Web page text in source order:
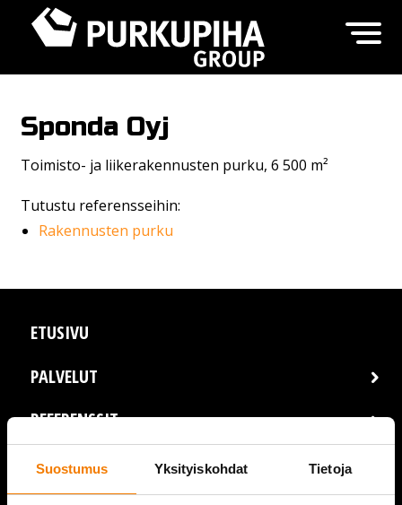
Suostumus Yksityiskohdat Tietoja
Sponda Oyj
Toimisto- ja liikerakennusten purku, 6 500 m²
Tutustu referensseihin:
Rakennusten purku
ETUSIVU
PALVELUT
REFERENSSIT
AJANKOHTAISTA